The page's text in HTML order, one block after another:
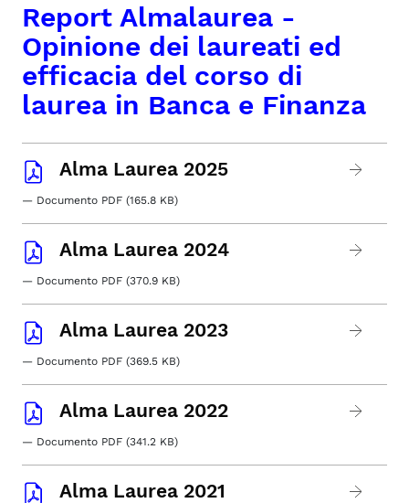
Report Almalaurea -
Opinione dei laureati ed
efficacia del corso di
laurea in Banca e Finanza
Alma Laurea 2025
— Documento PDF (165.8 KB)
Alma Laurea 2024
— Documento PDF (370.9 KB)
Alma Laurea 2023
— Documento PDF (369.5 KB)
Alma Laurea 2022
— Documento PDF (341.2 KB)
Alma Laurea 2021